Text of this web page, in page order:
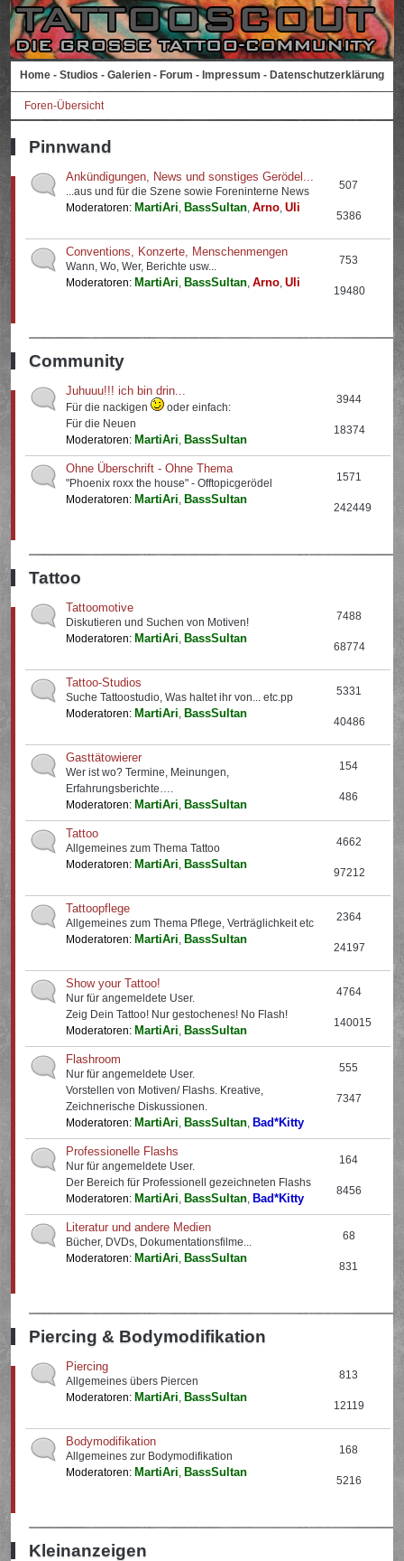
Home - Studios - Galerien - Forum - Impressum - Datenschutzerklärung
Foren-Übersicht
Pinnwand
Ankündigungen, News und sonstiges Gerödel...
...aus und für die Szene sowie Foreninterne News
Moderatoren: MartiAri, BassSultan,Arno,Uli
507
5386
Conventions, Konzerte, Menschenmengen
Wann, Wo, Wer, Berichte usw...
Moderatoren: MartiAri, BassSultan,Arno,Uli
753
19480
Community
Juhuuu!!! ich bin drin...
Für die nackigen
oder einfach:
Für die Neuen
Moderatoren: MartiAri, BassSultan
3944
18374
Ohne Überschrift - Ohne Thema
"Phoenix roxx the house" - Offtopicgerödel
Moderatoren: MartiAri, BassSultan
1571
242449
Tattoo
Tattoomotive
Diskutieren und Suchen von Motiven!
Moderatoren: MartiAri, BassSultan
7488
68774
Tattoo-Studios
Suche Tattoostudio, Was haltet ihr von... etc.pp
Moderatoren: MartiAri, BassSultan
5331
40486
Gasttätowierer
Wer ist wo? Termine, Meinungen,
Erfahrungsberichte….
Moderatoren: MartiAri, BassSultan
154
486
Tattoo
Allgemeines zum Thema Tattoo
Moderatoren: MartiAri, BassSultan
4662
97212
Tattoopflege
Allgemeines zum Thema Pflege, Verträglichkeit etc
Moderatoren: MartiAri, BassSultan
2364
24197
Show your Tattoo!
Nur für angemeldete User.
Zeig Dein Tattoo! Nur gestochenes! No Flash!
Moderatoren: MartiAri, BassSultan
4764
140015
Flashroom
Nur für angemeldete User.
Vorstellen von Motiven/ Flashs. Kreative,
Zeichnerische Diskussionen.
Moderatoren: MartiAri, BassSultan, Bad*Kitty
555
7347
Professionelle Flashs
Nur für angemeldete User.
Der Bereich für Professionell gezeichneten Flashs
Moderatoren: MartiAri, BassSultan, Bad*Kitty
164
8456
Literatur und andere Medien
Bücher, DVDs, Dokumentationsfilme...
Moderatoren: MartiAri, BassSultan
68
831
Piercing & Bodymodifikation
Piercing
Allgemeines übers Piercen
Moderatoren: MartiAri, BassSultan
813
12119
Bodymodifikation
Allgemeines zur Bodymodifikation
Moderatoren: MartiAri, BassSultan
168
5216
Kleinanzeigen